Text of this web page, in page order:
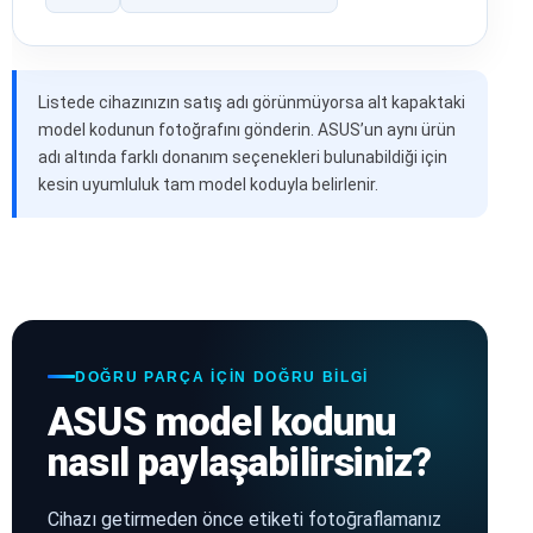
Listede cihazınızın satış adı görünmüyorsa alt kapaktaki
model kodunun fotoğrafını gönderin. ASUS’un aynı ürün
adı altında farklı donanım seçenekleri bulunabildiği için
kesin uyumluluk tam model koduyla belirlenir.
DOĞRU PARÇA IÇIN DOĞRU BILGI
ASUS model kodunu
nasıl paylaşabilirsiniz?
Cihazı getirmeden önce etiketi fotoğraflamanız